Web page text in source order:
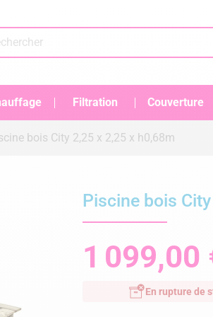
Filtration Couverture
bois City 2,25 x 2,25 x h0,68m
Piscine bois
1 099,00
En rupture de